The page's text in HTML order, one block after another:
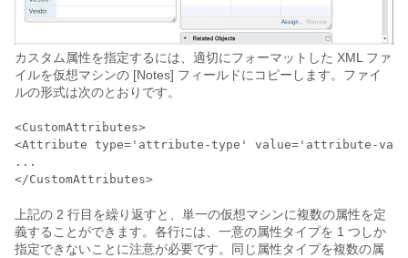
カスタム属性を指定するには、適切にフォーマットした XML ファ
イルを仮想マシンの [Notes] フィールドにコピーします。ファイ
ルの形式は次のとおりです。
<CustomAttributes>
<Attribute type='attribute-type' value='attribute-
...
上記の 2 行目を繰り返すと、単一の仮想マシンに複数の属性を定
義することができます。各行には、一意の属性タイプを 1 つしか
指定できないことに注意が必要です。同じ属性タイプを複数の属